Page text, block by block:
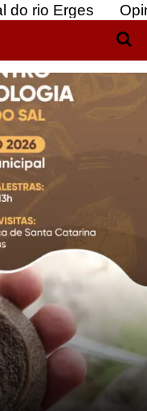
Erges Opinião: